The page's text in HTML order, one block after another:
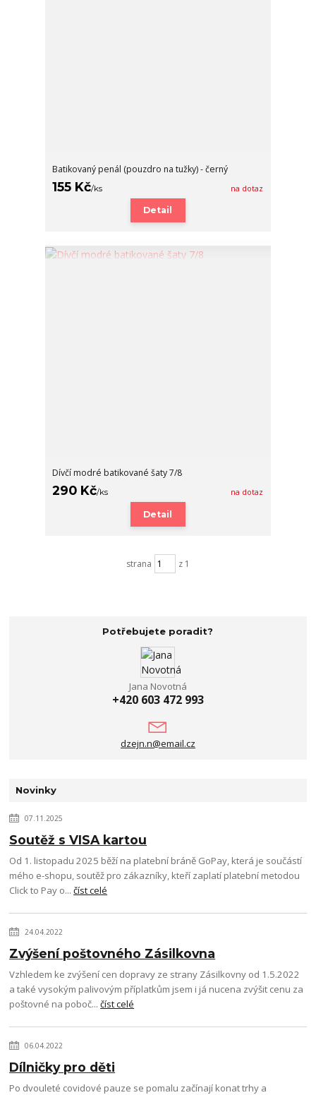
Batikovaný penál (pouzdro na tužky) - černý
155 Kč/ks na dotaz
Detail
Dívčí modré batikované šaty 7/8
290 Kč/ks na dotaz
Detail
strana z 1
Potřebujete poradit?
Jana Novotná
+420 603 472 993
dzejn.n@email.cz
Novinky
07.11.2025
Soutěž s VISA kartou
Od 1. listopadu 2025 běží na platební bráně GoPay, která je součástí
mého e-shopu, soutěž pro zákazníky, kteří zaplatí platební metodou
Click to Pay o...číst celé
24.04.2022
Zvýšení poštovného Zásilkovna
Vzhledem ke zvýšení cen dopravy ze strany Zásilkovny od 1.5.2022
a také vysokým palivovým příplatkům jsem i já nucena zvýšit cenu za
poštovné na poboč...číst celé
06.04.2022
Dílničky pro děti
Po dvouleté covidové pauze se pomalu začínají konat trhy a